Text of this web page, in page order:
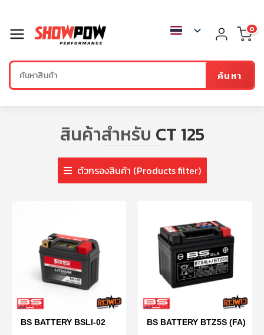
ค้นหา
0
สินค้าสำหรับ CT 125
ตัวกรองสินค้า (Products filter)
BS BATTERY BSLI-02 BS BATTERY BTZ5S (FA)